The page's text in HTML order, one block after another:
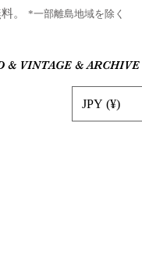
。 *一部離島地域を除く
& VINTAGE & ARCHIVE
JPY (¥)